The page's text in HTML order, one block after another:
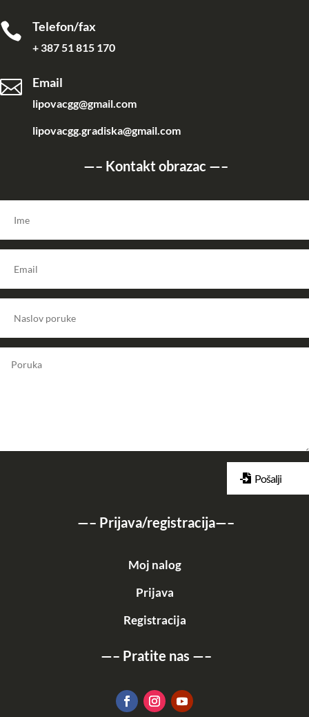
 Telefon/fax
+ 387 51 815 170
 Email
lipovacgg@gmail.com
lipovacgg.gradiska@gmail.com
—– Kontakt obrazac —–
Pošalji
—– Prijava/registracija—–
Moj nalog
Prijava
Registracija
—– Pratite nas —–